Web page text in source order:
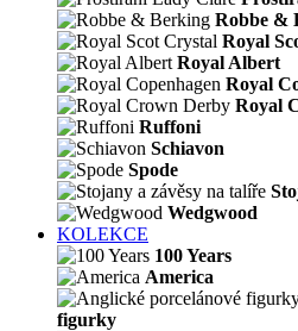
Robbe &
Royal
Royal Albert
Royal
Royal
Ruffoni
Schiavon
Spode
Wedgwood
KOLEKCE
100 Years
America
figurky